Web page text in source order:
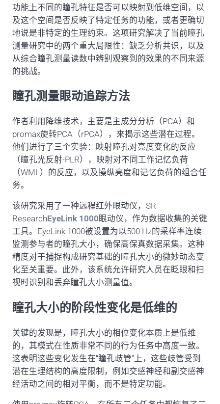
功能上不同的瞳孔特征是否可以映射到低维空间，以
及这个空间是否反映了特定任务的功能，或者更确切
地说是非特定的生理约束。这项研究解决了当前瞳孔
测量研究中的两个重大局限性：缺乏分析共识，以及
从综合瞳孔测量读数中辨别观察到的效果的不同来源
的挑战。
瞳孔测量眼动追踪方法
作者利用降维技术，主要是主成分分析（PCA）和
promax旋转PCA（rPCA），来揭示这些潜在过程。
他们进行了三个实验：映射瞳孔对亮度变化的反应
（瞳孔光反射-PLR），映射对不同工作记忆负荷
（WML）的反应，以及操纵亮度和记忆负荷的组合任
务。
该研究采用了一种远程红外眼动仪，SR
Research EyeLink 1000眼动仪，作为数据收集的关键
工具。EyeLink 1000被设置为以500 Hz的采样率连续
监测参与者的瞳孔大小，确保高保真数据采集。这种
精度对于捕捉构成研究基础的瞳孔大小的微妙动态变
化至关重要。此外，该系统允许研究人员在眨眼和扫
视时识别和丢弃瞳孔大小测量值。
瞳孔大小的阶段性变化是低维的
关键的发现是，瞳孔大小的相位变化本质上是低维
的，其模式在性质非常不同的行为任务中高度一致。
这表明这些变化发生在“瞳孔歧管”上，这些歧管受到
潜在生理结构的高度限制，例如交感神经和副交感神
经活动之间的相对平衡，而不是特定功能。